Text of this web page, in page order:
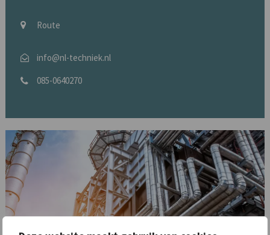
Route
info@nl-techniek.nl
085-0640270